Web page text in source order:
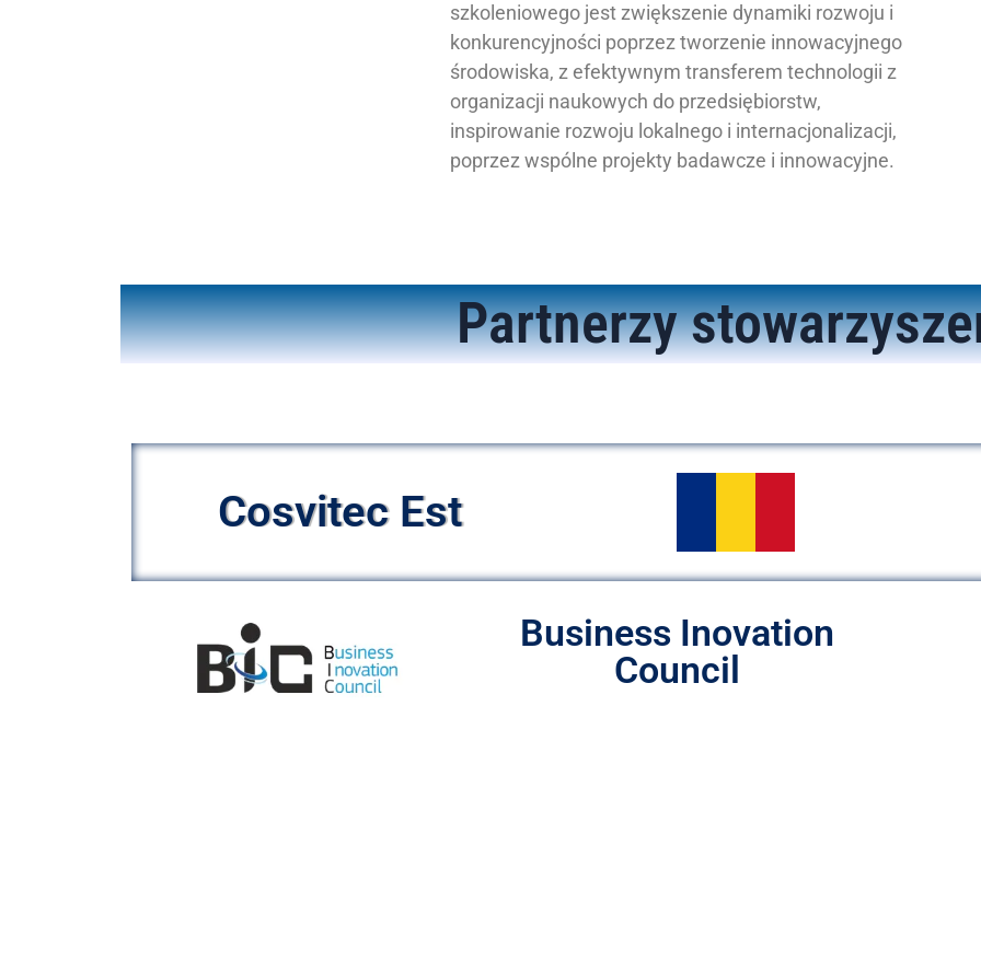
szkoleniowego jest zwiększenie dynamiki rozwoju i
konkurencyjności poprzez tworzenie innowacyjnego
środowiska, z efektywnym transferem technologii z
organizacji naukowych do przedsiębiorstw,
inspirowanie rozwoju lokalnego i internacjonalizacji,
poprzez wspólne projekty badawcze i innowacyjne.
Partnerzy
Cosvitec Est
Business Inovation
Council